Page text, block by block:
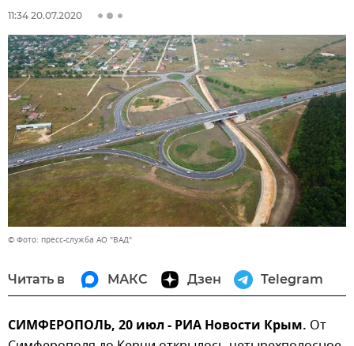
11:34 20.07.2020
© Фото: пресс-служба АО "ВАД"
Читать в МАКС Дзен Telegram
СИМФЕРОПОЛЬ, 20 июл - РИА Новости Крым. От